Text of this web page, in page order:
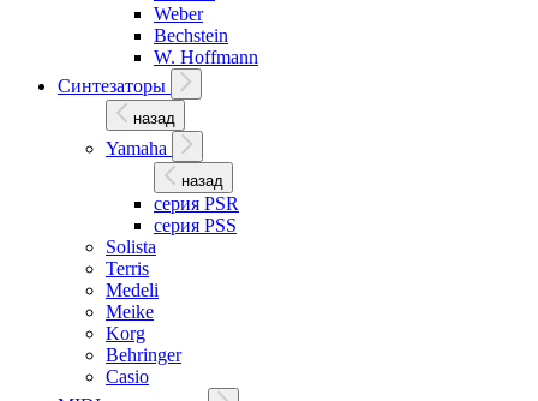
Weber
Bechstein
W. Hoffmann
Синтезаторы
назад
Yamaha
назад
серия PSR
серия PSS
Solista
Terris
Medeli
Meike
Korg
Behringer
Casio